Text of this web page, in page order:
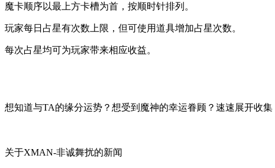
魔卡顺序以最上方卡槽为首，按顺时针排列。
玩家每日占星有次数上限，但可使用道具增加占星次数。
每次占星均可为玩家带来相应收益。
想知道与TA的缘分运势？想受到魔神的幸运眷顾？速速展开收
关于XMAN-非诚舞扰的新闻